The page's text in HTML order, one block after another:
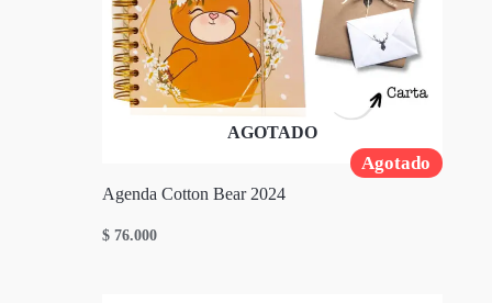
Agotado
AGOTADO
Agenda Cotton Bear 2024
$ 76.000